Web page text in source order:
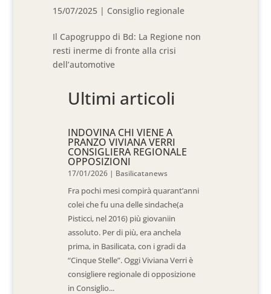
15/07/2025 | Consiglio regionale
Il Capogruppo di Bd: La Regione non
resti inerme di fronte alla crisi
dell’automotive
Ultimi articoli
INDOVINA CHI VIENE A
PRANZO VIVIANA VERRI
CONSIGLIERA REGIONALE
OPPOSIZIONI
17/01/2026 | Basilicatanews
Fra pochi mesi compirà quarant’anni
colei che fu una delle sindache(a
Pisticci, nel 2016) più giovaniin
assoluto. Per di più, era anchela
prima, in Basilicata, con i gradi da
“Cinque Stelle”. Oggi Viviana Verri è
consigliere regionale di opposizione
in Consiglio...